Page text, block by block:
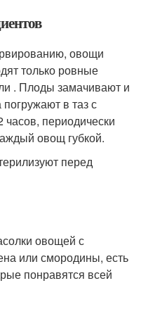
овощи
только ровные
. Плоды замачивают и
в таз с
периодически
овощ губкой.
перед
овощей с
или смородины, есть
понравятся всей